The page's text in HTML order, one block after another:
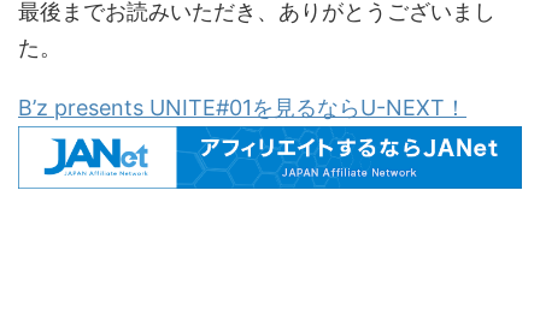
最後までお読みいただき、ありがとうございまし
た。
B’z presents UNITE#01を見るならU-NEXT！